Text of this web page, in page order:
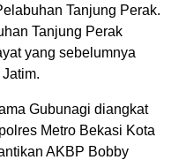
Tanjung Perak.
Tanjung Perak
yang sebelumnya
Gubunagi diangkat
Metro Bekasi Kota
AKBP Bobby